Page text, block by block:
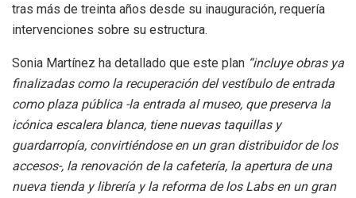
tras más de treinta años desde su inauguración, requería
intervenciones sobre su estructura.
Sonia Martínez ha detallado que este plan “incluye obras ya
finalizadas como la recuperación del vestíbulo de entrada
como plaza pública -la entrada al museo, que preserva la
icónica escalera blanca, tiene nuevas taquillas y
guardarropía, convirtiéndose en un gran distribuidor de los
accesos-, la renovación de la cafetería, la apertura de una
nueva tienda y librería y la reforma de los Labs en un gran